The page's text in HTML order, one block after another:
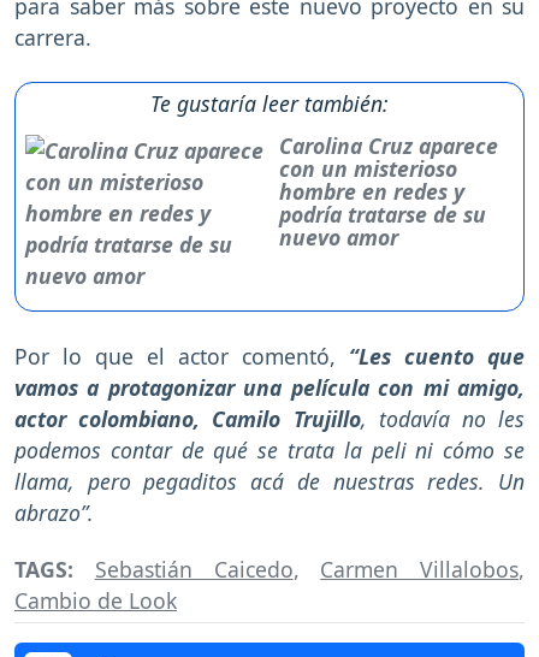
para saber más sobre este nuevo proyecto en su
carrera.
Te gustaría leer también:
Carolina Cruz aparece
con un misterioso
hombre en redes y
podría tratarse de su
nuevo amor
Por lo que el actor comentó, “Les cuento que
vamos a protagonizar una película con mi amigo,
actor colombiano, Camilo Trujillo, todavía no les
podemos contar de qué se trata la peli ni cómo se
llama, pero pegaditos acá de nuestras redes. Un
abrazo”.
TAGS: Sebastián Caicedo, Carmen Villalobos,
Cambio de Look